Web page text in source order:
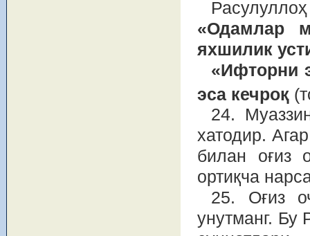
«Одамлар
яхшилик
«Ифторни
эса кечроқ
24.
хатодир.
билан оғиз
ортиқча
25. Оғиз
унутманг. Бу